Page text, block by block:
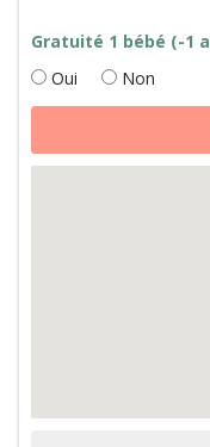
Gratuité 1 bébé (-1
Oui
Non
quantité
Fabrication
de